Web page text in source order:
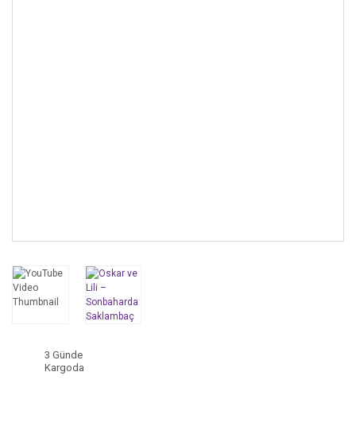
3 Günde
Kargoda